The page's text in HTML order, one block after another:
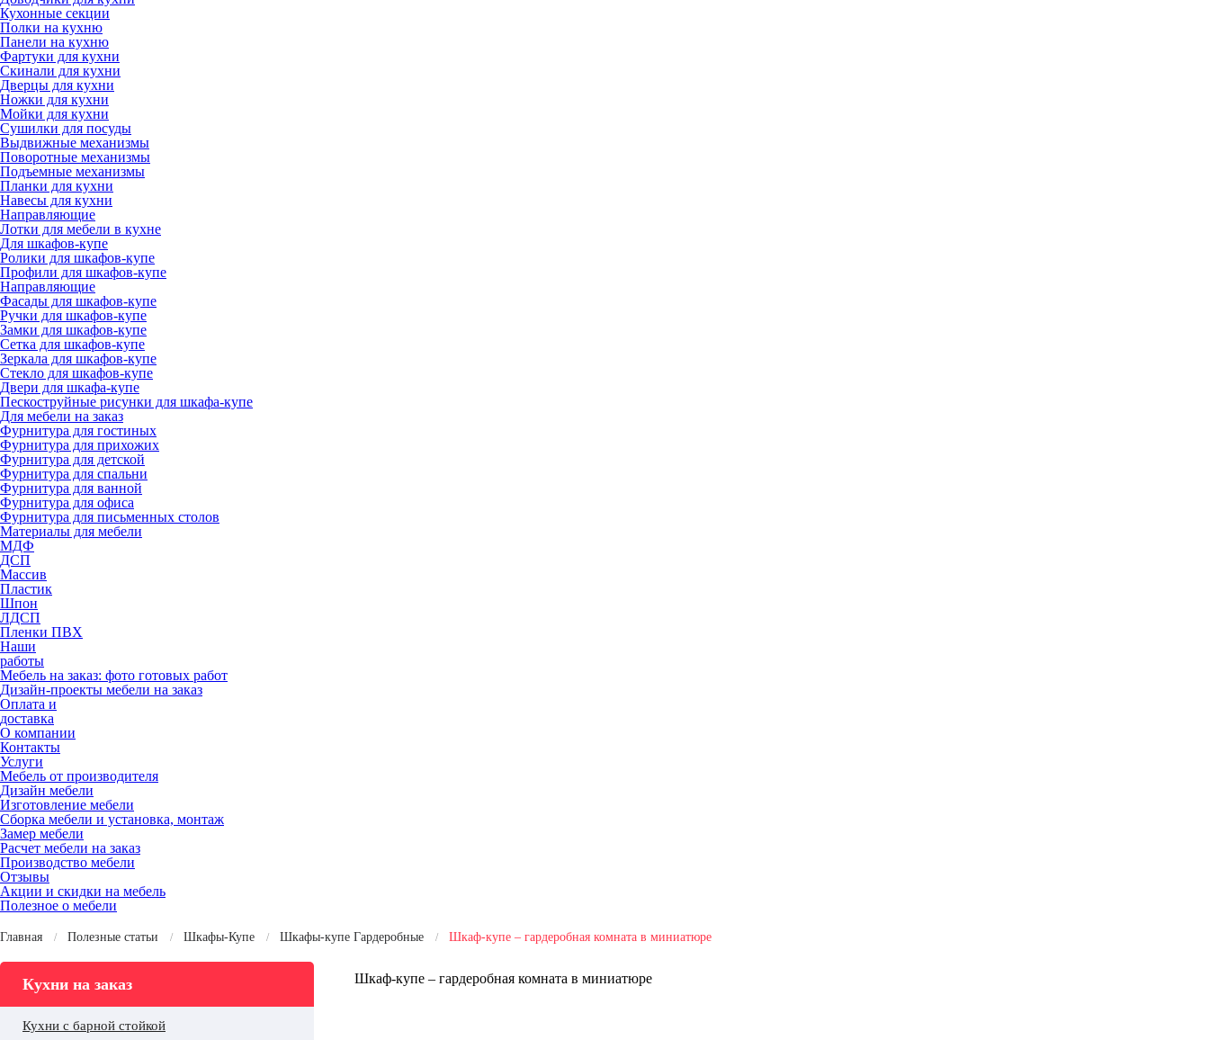
Кухонные секции
Полки на кухню
Панели на кухню
Фартуки для кухни
Скинали для кухни
Дверцы для кухни
Ножки для кухни
Мойки для кухни
Сушилки для посуды
Выдвижные механизмы
Поворотные механизмы
Подъемные механизмы
Планки для кухни
Навесы для кухни
Направляющие
Лотки для мебели в кухне
Для шкафов-купе
Ролики для шкафов-купе
Профили для шкафов-купе
Направляющие
Фасады для шкафов-купе
Ручки для шкафов-купе
Замки для шкафов-купе
Сетка для шкафов-купе
Зеркала для шкафов-купе
Стекло для шкафов-купе
Двери для шкафа-купе
Пескоструйные рисунки для шкафа-купе
Для мебели на заказ
Фурнитура для гостиных
Фурнитура для прихожих
Фурнитура для детской
Фурнитура для спальни
Фурнитура для ванной
Фурнитура для офиса
Фурнитура для письменных столов
Материалы для мебели
МДФ
ДСП
Массив
Пластик
Шпон
ЛДСП
Пленки ПВХ
Наши
работы
Мебель на заказ: фото готовых работ
Дизайн-проекты мебели на заказ
Оплата и
доставка
О компании
Контакты
Услуги
Мебель от производителя
Дизайн мебели
Изготовление мебели
Сборка мебели и установка, монтаж
Замер мебели
Расчет мебели на заказ
Производство мебели
Отзывы
Акции и скидки на мебель
Полезное о мебели
Главная Полезные статьи Шкафы-Купе Шкафы-купе Гардеробные Шкаф-купе – гардеробная комната в миниатюре
Кухни на заказ
Кухни с барной стойкой
Шкаф-купе – гардеробная комната в миниатюре